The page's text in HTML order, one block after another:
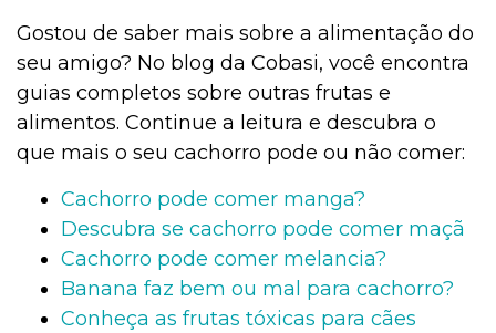
Gostou de saber mais sobre a alimentação do
seu amigo? No blog da Cobasi, você encontra
guias completos sobre outras frutas e
alimentos. Continue a leitura e descubra o
que mais o seu cachorro pode ou não comer:
Cachorro pode comer manga?
Descubra se cachorro pode comer maçã
Cachorro pode comer melancia?
Banana faz bem ou mal para cachorro?
Conheça as frutas tóxicas para cães